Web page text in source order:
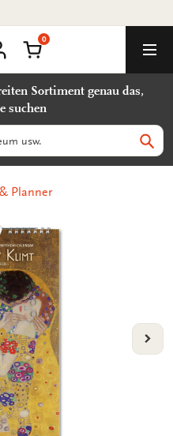
Warenkorb
0
Sortiment genau das,
suchen
Planner